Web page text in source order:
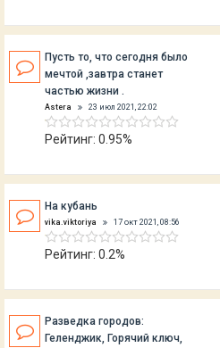
Пусть то, что сегодня было
мечтой ,завтра станет
частью жизни .
Astera 23 июл 2021, 22:02
Рейтинг: 0.95%
На кубань
vika.viktoriya 17 окт 2021, 08:56
Рейтинг: 0.2%
Разведка городов:
Геленджик, Горячий ключ,